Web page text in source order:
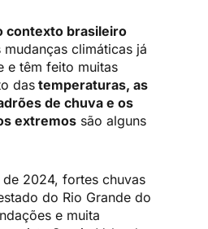
contexto brasileiro
climáticas já
e têm feito muitas
dastemperaturas, as
de chuva e os
extremos são alguns
2024, fortes chuvas
do Rio Grande do
e muita